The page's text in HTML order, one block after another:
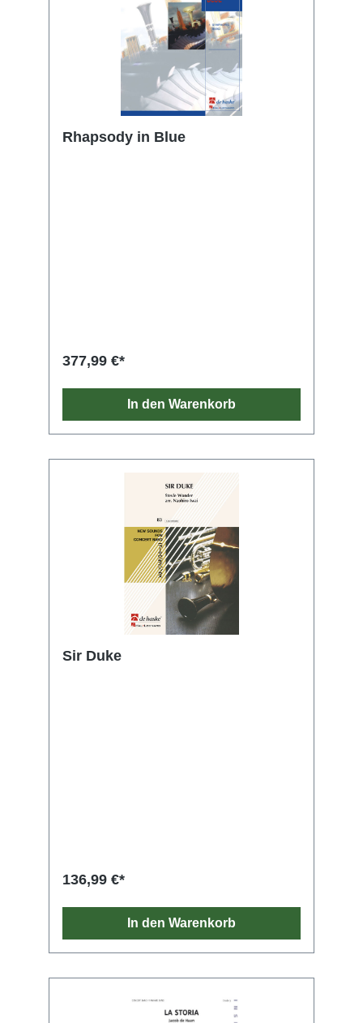
Rhapsody in Blue
377,99 €*
In den Warenkorb
Sir Duke
136,99 €*
In den Warenkorb